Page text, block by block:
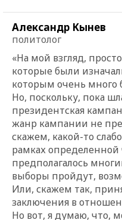
Александр Кынев
политолог
«На мой взгляд,
которые были
которым очень много
Но, поскольку, пока
президентская
жанр кампании не
скажем, какой-то
рамках
предполагалось
выборы пройдут,
Или, скажем так,
заключения в
Но вот, я думаю, что,